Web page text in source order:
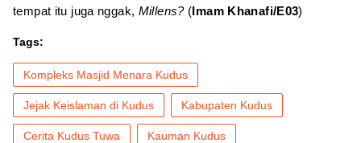
tempat itu juga nggak, Millens? (Imam Khanafi/E03)
Tags:
Kompleks Masjid Menara Kudus
Jejak Keislaman di Kudus Kabupaten Kudus
Cerita Kudus Tuwa Kauman Kudus